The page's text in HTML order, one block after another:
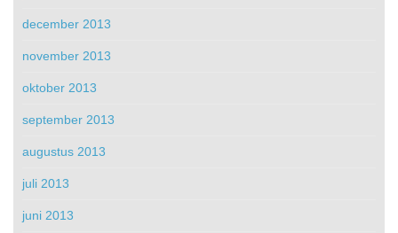
december 2013
november 2013
oktober 2013
september 2013
augustus 2013
juli 2013
juni 2013